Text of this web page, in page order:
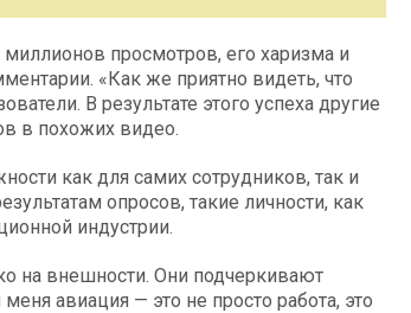
просмотров, его харизма и
«Как же приятно видеть, что
В результате этого успеха другие
в похожих видео.
как для самих сотрудников, так и
опросов, такие личности, как
индустрии.
на внешности. Они подчеркивают
авиация — это не просто работа, это